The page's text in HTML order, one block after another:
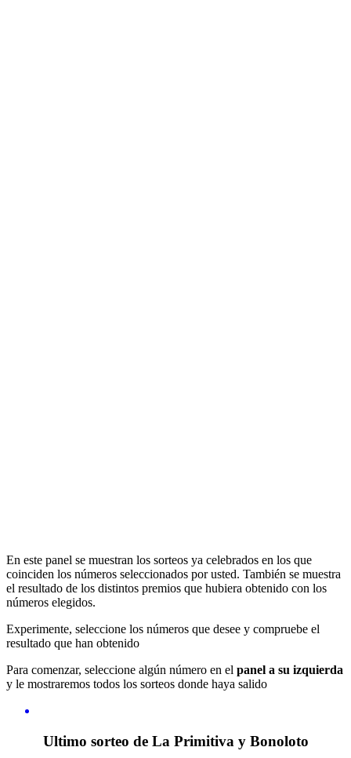
En este panel se muestran los sorteos ya celebrados en los que
coinciden los números seleccionados por usted. También se muestra
el resultado de los distintos premios que hubiera obtenido con los
números elegidos.
Experimente, seleccione los números que desee y compruebe el
resultado que han obtenido
Para comenzar, seleccione algún número en el panel a su izquierda
y le mostraremos todos los sorteos donde haya salido
Ultimo sorteo de La Primitiva y Bonoloto